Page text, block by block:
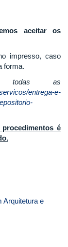
aceitar os
impresso, caso
forma.
todas as
entrega-e-
é
Arquitetura e